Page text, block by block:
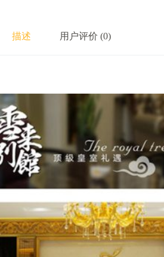
描述 用户评价 (0)